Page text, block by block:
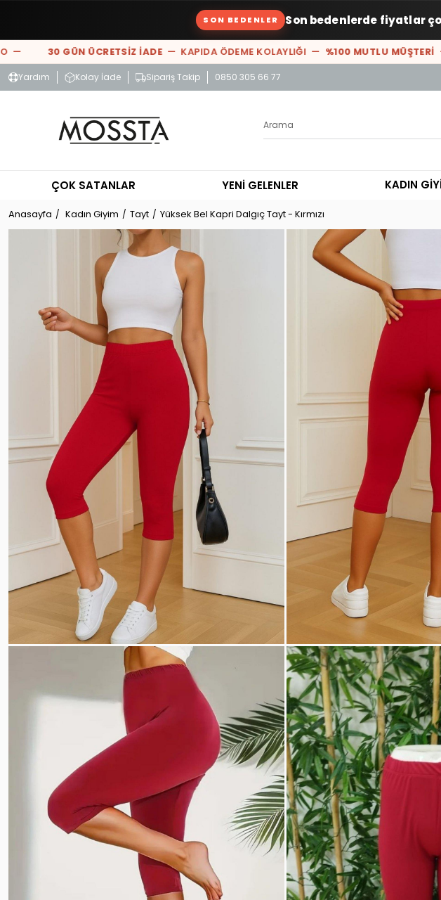
SON BEDENLER Son bedenlerde fiyatlar
30 GÜN ÜCRETSİZ İADE— KAPIDA ÖDEME KOLAYLIĞI — %100 MUTLU MÜŞTERİ—
Yardım Kolay İade Sipariş Takip 0850 305 66 77
ÇOK SATANLAR YENİ GELENLER KADIN
Anasayfa Kadın Giyim Tayt Yüksek Bel Kapri Dalgıç Tayt - Kırmızı